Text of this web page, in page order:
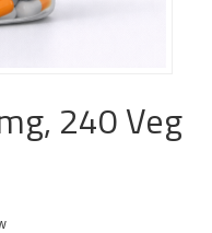
240 Veg